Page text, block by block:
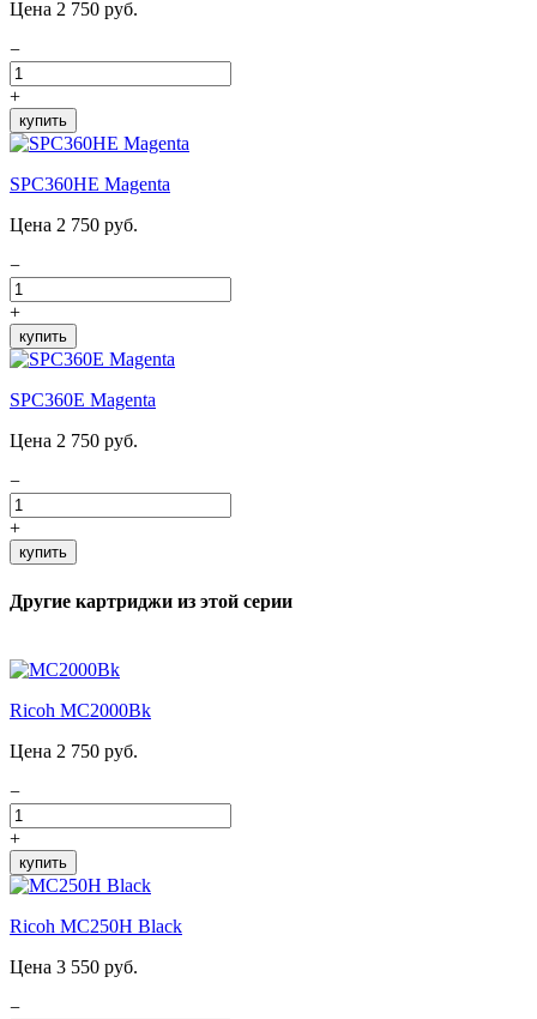
Цена 2 750 руб.
−
+
купить
SPC360HE Magenta
Цена 2 750 руб.
−
+
купить
SPC360E Magenta
Цена 2 750 руб.
−
+
купить
Другие картриджи из этой серии
Ricoh MC2000Bk
Цена 2 750 руб.
−
+
купить
Ricoh MC250H Black
Цена 3 550 руб.
−